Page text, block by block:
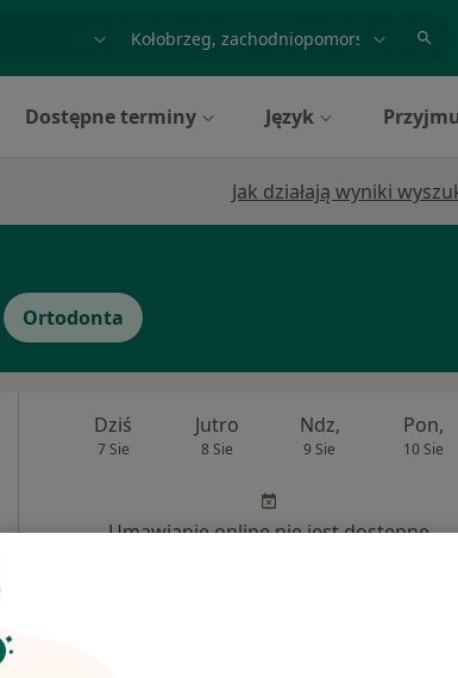
Dostępne terminy Język
Jak działają wyniki
Ortodonta
Dziś
7 Sie
Jutro
8 Sie
Ndz,
9 Sie
Pon,
10 Sie
Umawianie online nie jest dostępne